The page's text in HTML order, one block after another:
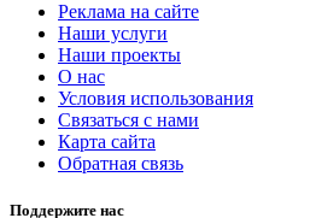
Реклама на сайте
Наши услуги
Наши проекты
О нас
Условия использования
Связаться с нами
Карта сайта
Обратная связь
Поддержите нас